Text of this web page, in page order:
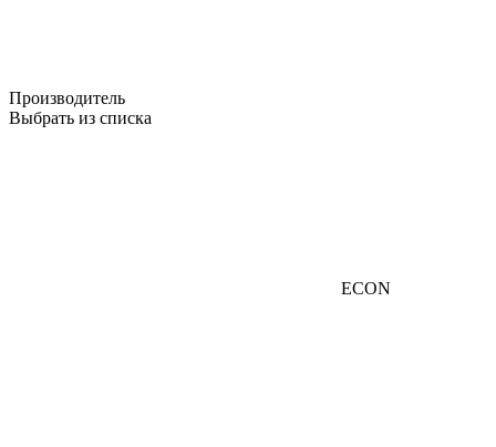
Производитель
Выбрать из списка
ECON